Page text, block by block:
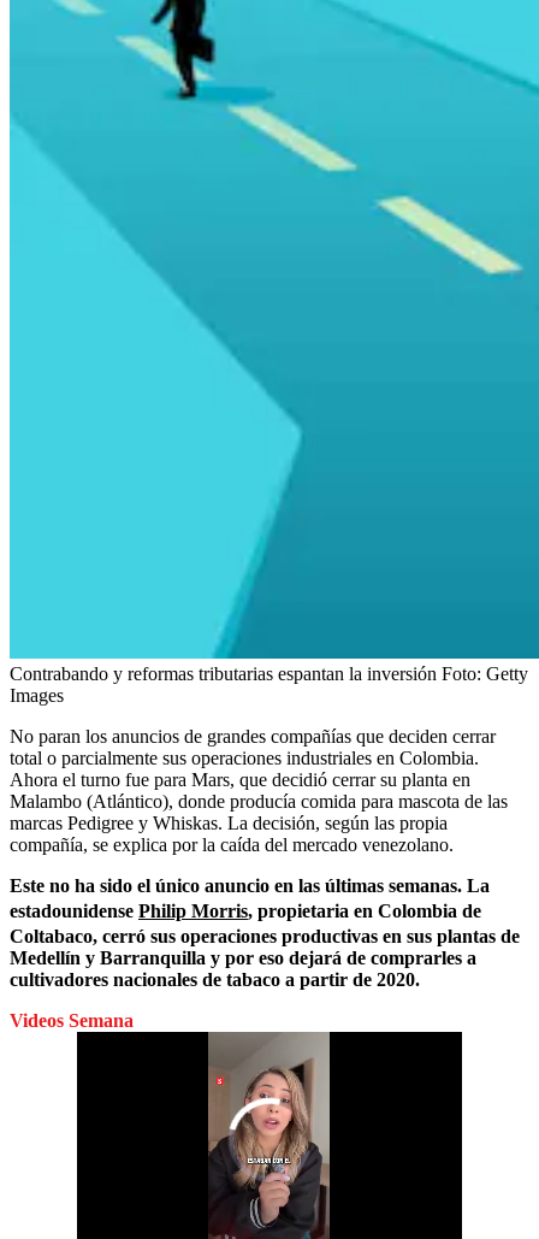
Contrabando y reformas tributarias espantan la inversión Foto: Getty
Images
No paran los anuncios de grandes compañías que deciden cerrar
total o parcialmente sus operaciones industriales en Colombia.
Ahora el turno fue para Mars, que decidió cerrar su planta en
Malambo (Atlántico), donde producía comida para mascota de las
marcas Pedigree y Whiskas. La decisión, según las propia
compañía, se explica por la caída del mercado venezolano.
Este no ha sido el único anuncio en las últimas semanas. La
estadounidense Philip Morris, propietaria en Colombia de
Coltabaco, cerró sus operaciones productivas en sus plantas de
Medellín y Barranquilla y por eso dejará de comprarles a
cultivadores nacionales de tabaco a partir de 2020.
Videos Semana